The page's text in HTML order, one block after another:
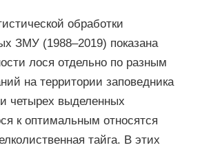
обработки
ЗМУ (1988–2019) показана
лося отдельно по разным
на территории заповедника
четырех выделенных
к оптимальным относятся
тайга. В этих